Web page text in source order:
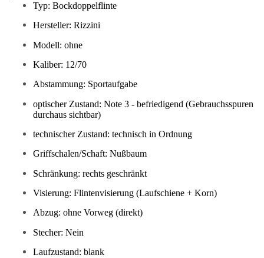
Typ: Bockdoppelflinte
Hersteller: Rizzini
Modell: ohne
Kaliber: 12/70
Abstammung: Sportaufgabe
optischer Zustand: Note 3 - befriedigend (Gebrauchsspuren
durchaus sichtbar)
technischer Zustand: technisch in Ordnung
Griffschalen/Schaft: Nußbaum
Schränkung: rechts geschränkt
Visierung: Flintenvisierung (Laufschiene + Korn)
Abzug: ohne Vorweg (direkt)
Stecher: Nein
Laufzustand: blank